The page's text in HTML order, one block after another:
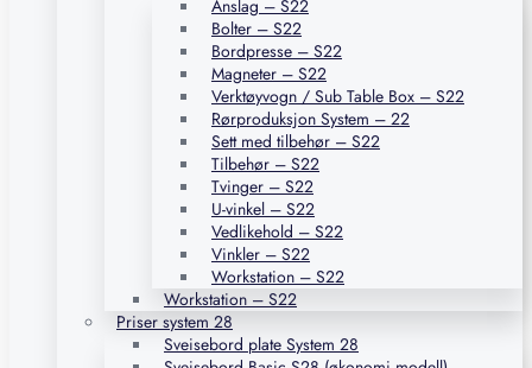
Anslag – S22
Bolter – S22
Bordpresse – S22
Magneter – S22
Verktøyvogn / Sub Table Box – S22
Rørproduksjon System – 22
Sett med tilbehør – S22
Tilbehør – S22
Tvinger – S22
U-vinkel – S22
Vedlikehold – S22
Vinkler – S22
Workstation – S22
Workstation – S22
Priser system 28
Sveisebord plate System 28